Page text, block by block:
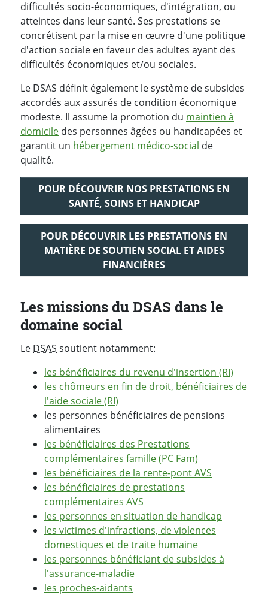
difficultés socio-économiques, d'intégration, ou
atteintes dans leur santé. Ses prestations se
concrétisent par la mise en œuvre d'une politique
d'action sociale en faveur des adultes ayant des
difficultés économiques et/ou sociales.
Le DSAS définit également le système de subsides
accordés aux assurés de condition économique
modeste. Il assume la promotion du maintien à
domicile des personnes âgées ou handicapées et
garantit un hébergement médico-social de
qualité.
POUR DÉCOUVRIR NOS PRESTATIONS EN
SANTÉ, SOINS ET HANDICAP
POUR DÉCOUVRIR LES PRESTATIONS EN
MATIÈRE DE SOUTIEN SOCIAL ET AIDES
FINANCIÈRES
Les missions du DSAS dans le
domaine social
Le DSAS soutient notamment:
les bénéficiaires du revenu d'insertion (RI)
les chômeurs en fin de droit, bénéficiaires de
l'aide sociale (RI)
les personnes bénéficiaires de pensions
alimentaires
les bénéficiaires des Prestations
complémentaires famille (PC Fam)
les bénéficiaires de la rente-pont AVS
les bénéficiaires de prestations
complémentaires AVS
les personnes en situation de handicap
les victimes d'infractions, de violences
domestiques et de traite humaine
les personnes bénéficiant de subsides à
l'assurance-maladie
les proches-aidants